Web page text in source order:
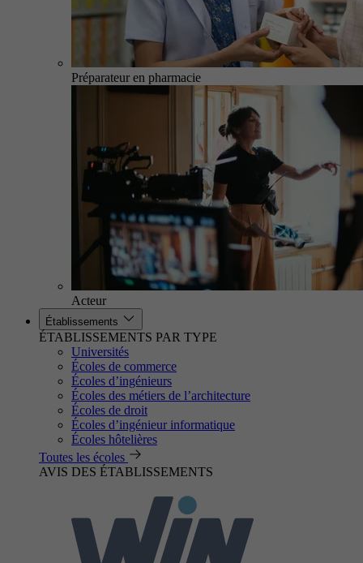
Préparateur en pharmacie
Acteur
Établissements
ÉTABLISSEMENTS PAR TYPE
Universités
Écoles de commerce
Écoles d’ingénieurs
Écoles des métiers de l’architecture
Écoles de droit
Écoles d’ingénieur informatique
Écoles hôtelières
Toutes les écoles
AVIS DES ÉTABLISSEMENTS